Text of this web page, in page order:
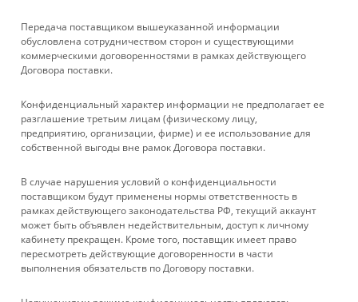
1 2
КАТАЛОГ
УСЛУГИ
БРЕНДЫ
КОМПАНИЯ
ИНФОРМАЦИЯ
ПОМОЩЬ
Передача поставщиком вышеуказанной информации
обусловлена сотрудничеством сторон и существующими
коммерческими договоренностями в рамках действующего
Договора поставки.
Конфиденциальный характер информации не предполагает ее
разглашение третьим лицам (физическому лицу,
предприятию, организации, фирме) и ее использование для
собственной выгоды вне рамок Договора поставки.
В случае нарушения условий о конфиденциальности
поставщиком будут применены нормы ответственность в
рамках действующего законодательства РФ, текущий аккаунт
может быть объявлен недействительным, доступ к личному
кабинету прекращен. Кроме того, поставщик имеет право
пересмотреть действующие договоренности в части
выполнения обязательств по Договору поставки.